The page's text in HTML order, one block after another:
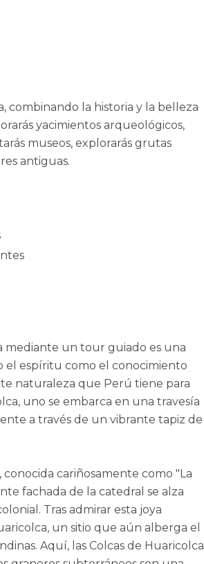
combinando la historia y la belleza
yacimientos arqueológicos,
museos, explorarás grutas
antiguas.
mediante un tour guiado es una
espíritu como el conocimiento
naturaleza que Perú tiene para
uno se embarca en una travesía
a través de un vibrante tapiz de
cariñosamente como "La
fachada de la catedral se alza
Tras admirar esta joya
un sitio que aún alberga el
Aquí, las Colcas de Huaricolca